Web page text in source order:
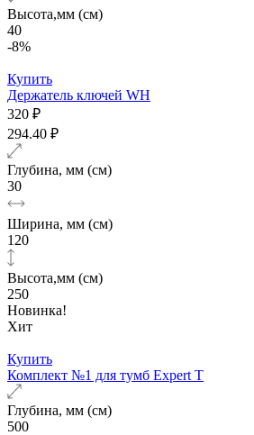
Высота,мм (см)
40
-8%
Купить
Держатель ключей WH
320 ₽
294.40 ₽
Глубина, мм (см)
30
Ширина, мм (см)
120
Высота,мм (см)
250
Новинка!
Хит
Купить
Комплект №1 для тумб Expert T
Глубина, мм (см)
500